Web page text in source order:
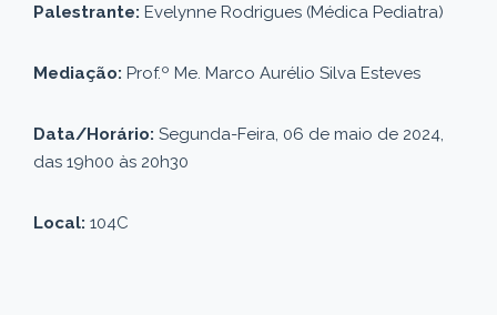
Palestrante: Evelynne Rodrigues (Médica Pediatra)
Mediação: Prof.º Me. Marco Aurélio Silva Esteves
Data/Horário: Segunda-Feira, 06 de maio de 2024,
das 19h00 às 20h30
Local: 104C